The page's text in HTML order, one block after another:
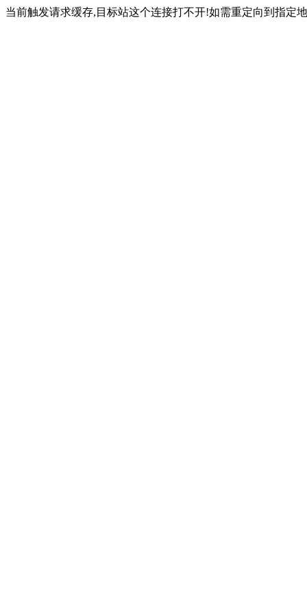
当前触发请求缓存,目标站这个连接打不开!如需重定向到指定